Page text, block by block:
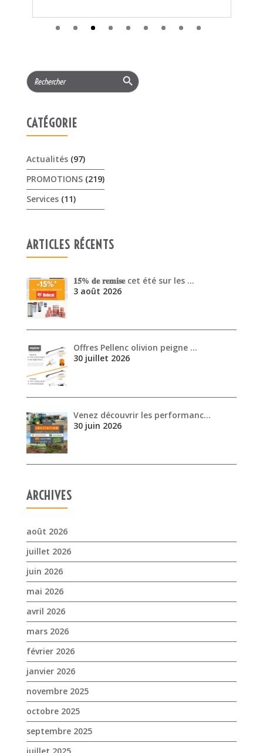
CATÉGORIE
PROMOTIONS
𝟏𝟓% 𝐝𝐞 𝐫𝐞𝐦𝐢𝐬𝐞 cet été sur les …
3 août 2026
Offres Pellenc olivion peigne …
30 juin 2026
ARCHIVES
août 2026
juillet 2026
mai 2026
mars 2026
février 2026
janvier 2026
novembre 2025
octobre 2025
septembre 2025
juillet 2025
avril 2025
mars 2025
février 2025
janvier 2025